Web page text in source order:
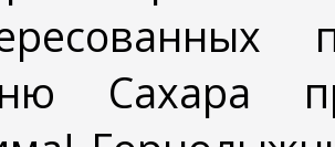
Сахара